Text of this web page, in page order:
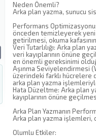
Neden Önemli?
Arka plan yazma, sunucu
Performans
önceden temizleyerek yeni
getirilmesi, okuma
Veri Tutarlılığı: Arka plan
veri kayıplarının önüne
en önemli gereksinimi
Aşınma Seviyelendirmesi
üzerindeki farklı hücrelere
arka plan yazma
Hata Düzeltme: Arka plan
kayıplarının önüne
Arka Plan Yazmanın
Arka plan yazma işlemleri,
Olumlu Etkiler: